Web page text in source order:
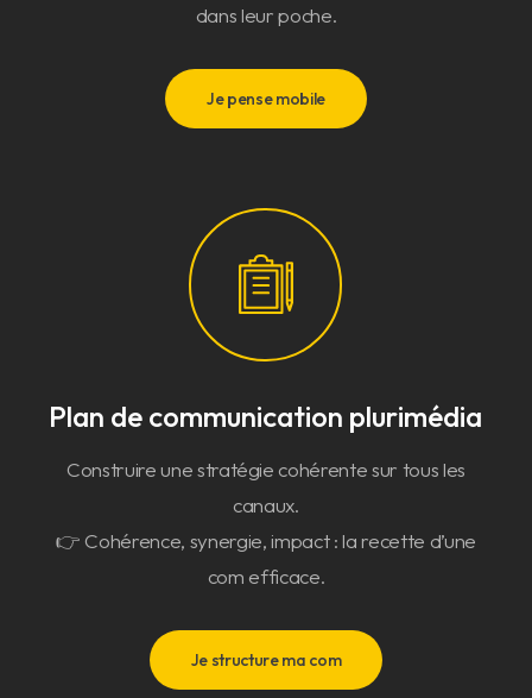
dans leur poche.
Je pense mobile
Plan de communication plurimédia
Construire une stratégie cohérente sur tous les
canaux.
👉 Cohérence, synergie, impact : la recette d’une
com efficace.
Je structure ma com